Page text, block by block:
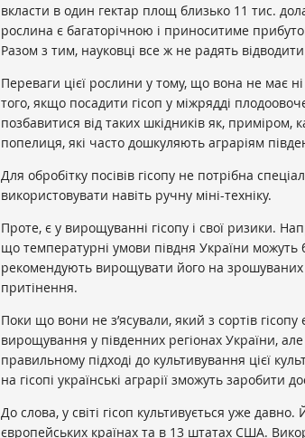
вкласти в один гектар площ близько 11 тис.
рослина є багаторічною і приноситиме
Разом з тим, науковці все ж не радять
Переваги цієї рослини у тому, що вона не має
того, якщо посадити гісоп у міжрядді
позбавитися від таких шкідників як, приміром,
попелиця, які часто дошкуляють аграріям
Для обробітку посівів гісопу не потрібна
використовувати навіть ручну міні-техніку.
Проте, є у вирощуванні гісопу і свої ризики.
що температурні умови півдня України можуть
рекомендують вирощувати його на зрошуваних
притінення.
Поки що вони не з’ясували, який з сортів
вирощування у південних регіонах України,
правильному підході до культивування цієї
на гісопі українські аграрії зможуть заробити
До слова, у світі гісоп культивується уже
європейських країнах та в 13 штатах США.